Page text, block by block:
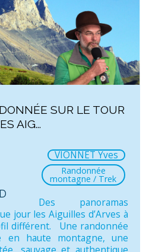
SUR LE TOUR
AIG...
VIONNET Yves
Randonnée
montagne / Trek
Des panoramas
jour les Aiguilles d’Arves à
différent. Une randonnée
haute montagne, une